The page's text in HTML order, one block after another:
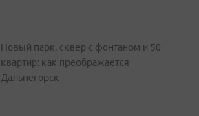
Новый парк, сквер с фонтаном и 50
квартир: как преображается
Дальнегорск